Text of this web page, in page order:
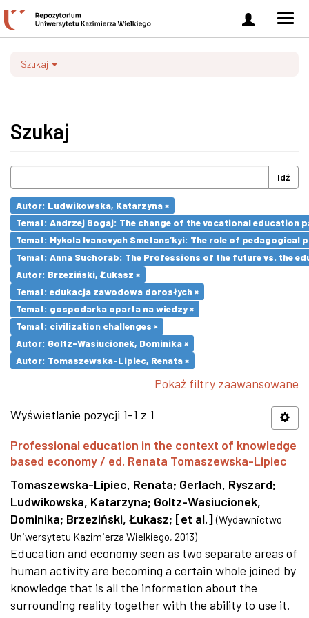
Zaloguj
się
Szukaj
Szukaj
Idź
Autor: Ludwikowska, Katarzyna ×
Temat: Andrzej Bogaj: The change of the vocational education
Temat: Mykola Ivanovych Smetans’kyi: The role of
Temat: Anna Suchorab: The Professions of the future vs. the
Autor: Brzeziński, Łukasz ×
Temat: edukacja zawodowa dorosłych ×
Temat: gospodarka oparta na wiedzy ×
Temat: civilization challenges ×
Autor: Goltz-Wasiucionek, Dominika ×
Autor: Tomaszewska-Lipiec, Renata ×
Pokaż filtry zaawansowane
Wyświetlanie pozycji 1-1 z 1
Professional education in the context of knowledge
based economy / ed. Renata Tomaszewska-Lipiec
Tomaszewska-Lipiec, Renata; Gerlach, Ryszard;
Ludwikowska, Katarzyna; Goltz-Wasiucionek,
Dominika; Brzeziński, Łukasz; [et al.] (Wydawnictwo
Uniwersytetu Kazimierza Wielkiego, 2013)
Education and economy seen as two separate areas of
human activity are becoming a certain whole joined by
knowledge that is all the information about the
surrounding reality together with the ability to use it.